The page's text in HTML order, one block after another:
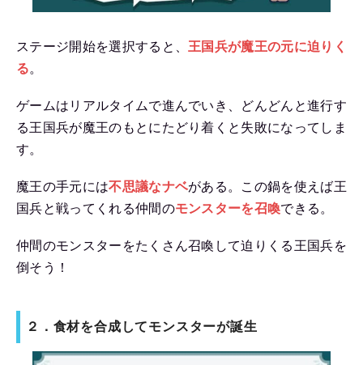
ステージ開始を選択すると、 王国兵が魔王の元に迫 りく
る。
ゲームはリアルタイムで進んでいき、どんどんと進行す
る王国兵が魔王のもとにたどり着くと失敗になってしま
す。
魔王の手元には不思議なナベがある。この鍋を使えば王
国兵と戦ってくれる仲間のモンスターを召喚できる。
仲間のモンスターをたくさん召喚して迫りくる王国兵を
倒そう！
２．食材を合成してモンスターが誕生